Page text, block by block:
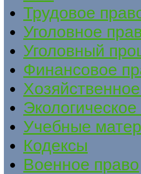
Трудовое
Уголовное
Уголовный
Финансовое
Учебные
Кодексы
Военное право